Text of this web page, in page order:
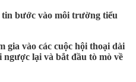
bước vào môi trường tiểu
gia vào các cuộc hội thoại dài
ngược lại và bắt đầu tò mò về